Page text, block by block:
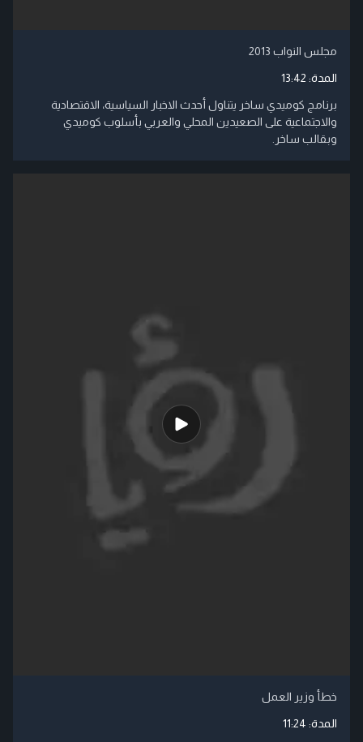
مجلس النواب 2013
المدة: 13:42
برنامج كوميدي ساخر يتناول أحدث الاخبار السياسية، الاقتصادية
والاجتماعية على الصعيدين المحلي والعربي بأسلوب كوميدي
وبقالب ساخر.
خطأ وزير العمل
المدة: 11:24